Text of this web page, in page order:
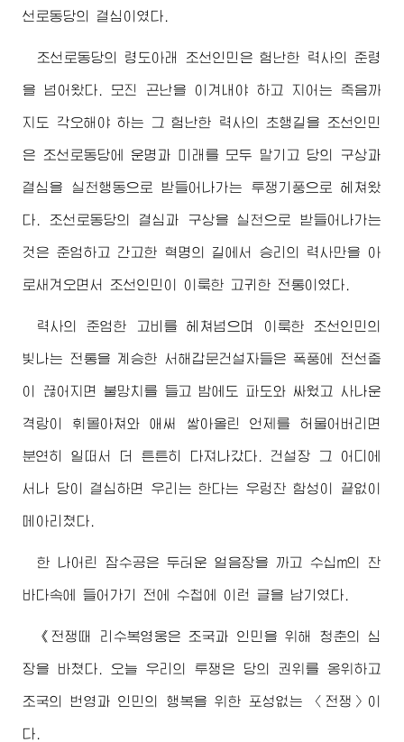
선로동당의 결심이였다.
조선로동당의 령도아래 조선인민은 험난한 력사의 준령
을 넘어왔다. 모진 곤난을 이겨내야 하고 지어는 죽음까
지도 각오해야 하는 그 험난한 력사의 초행길을 조선인민
은 조선로동당에 운명과 미래를 모두 맡기고 당의 구상과
결심을 실천행동으로 받들어나가는 투쟁기풍으로 헤쳐왔
다. 조선로동당의 결심과 구상을 실천으로 받들어나가는
것은 준엄하고 간고한 혁명의 길에서 승리의 력사만을 아
로새겨오면서 조선인민이 이룩한 고귀한 전통이였다.
력사의 준엄한 고비를 헤쳐넘으며 이룩한 조선인민의
빛나는 전통을 계승한 서해갑문건설자들은 폭풍에 전선줄
이 끊어지면 불망치를 들고 밤에도 파도와 싸웠고 사나운
격랑이 휘몰아쳐와 애써 쌓아올린 언제를 허물어버리면
분연히 일떠서 더 튼튼히 다져나갔다. 건설장 그 어디에
서나 당이 결심하면 우리는 한다는 우렁찬 함성이 끝없이
메아리쳤다.
한 나어린 잠수공은 두터운 얼음장을 까고 수십m의 찬
바다속에 들어가기 전에 수첩에 이런 글을 남기였다.
《전쟁때 리수복영웅은 조국과 인민을 위해 청춘의 심
장을 바쳤다. 오늘 우리의 투쟁은 당의 권위를 옹위하고
조국의 번영과 인민의 행복을 위한 포성없는 〈전쟁〉이
다.